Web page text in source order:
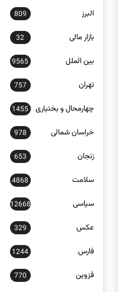
البرز 809
بازار مالی 32
بین الملل 9565
تهران 757
چهارمحال و بختیاری 1455
خراسان شمالی 978
زنجان 653
سلامت 4868
سیاسی 12668
عکس 329
فارس 1244
قزوین 770